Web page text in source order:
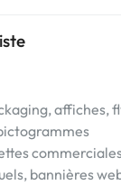
affiches,
bannières